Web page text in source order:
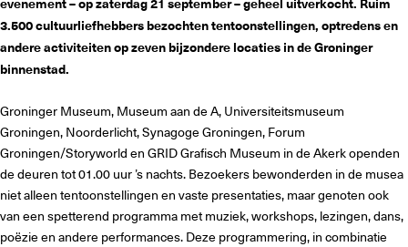
evenement – op zaterdag 21 september – geheel uitverkocht. Ruim
3.500 cultuurliefhebbers bezochten tentoonstellingen, optredens en
andere activiteiten op zeven bijzondere locaties in de Groninger
binnenstad.
Groninger Museum, Museum aan de A, Universiteitsmuseum
Groningen, Noorderlicht, Synagoge Groningen, Forum
Groningen/Storyworld en GRID Grafisch Museum in de Akerk openden
de deuren tot 01.00 uur ’s nachts. Bezoekers bewonderden in de musea
niet alleen tentoonstellingen en vaste presentaties, maar genoten ook
van een spetterend programma met muziek, workshops, lezingen, dans,
poëzie en andere performances. Deze programmering, in combinatie